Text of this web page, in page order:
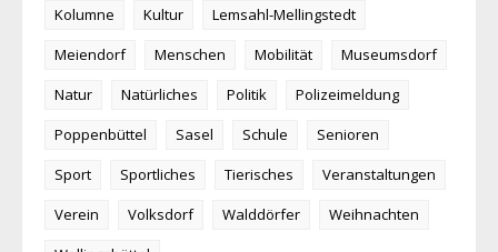
Kolumne
Kultur
Lemsahl-Mellingstedt
Meiendorf
Menschen Mobilität
Museumsdorf
Natur
Natürliches Politik
Polizeimeldung
Poppenbüttel
Sasel Schule
Senioren
Sport
Sportliches Tierisches
Veranstaltungen
Verein
Volksdorf Walddörfer
Weihnachten